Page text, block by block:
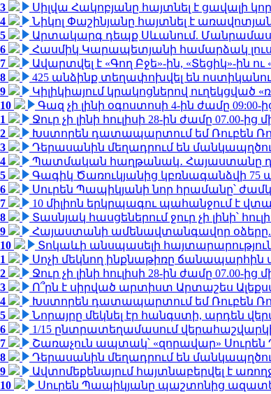
3
Սիլվա Հակոբյանը հայտնել է ցավալի
4
Նիկոլ Փաշինյանը հայտնել է
5
Արտակարգ դեպք Սևանում.
6
Հասմիկ Կարապետյանի համարձակ
7
Ավարտվել է «Գող Բջե»-ին, «Տեցիկ»-ին
8
425 անձինք տեղափոխվել են
9
Կիլիկիայում կրակոցներով
10
Գազ չի լինի օգոստոսի 4-ին ժամը 09:00-
1
Ջուր չի լինի հուլիսի 28-ին ժամը 07.00-ից
2
Խստորեն դատապարտում եմ Ռուբեն
3
Դերասանին մեղադրում են
4
Պատմական հաղթանակ․ Հայաստանը
5
Գագիկ Ծառուկյանից կբռնագանձվի 75
6
Սուրեն Պապիկյանի նոր հրամանը՝
7
10 միլիոն երկրպագու պահանջում է
8
Տասնյակ հասցեներում ջուր չի լինի՝
9
Հայաստանի ամենավտանգավոր
10
Տոկաևի անսպասելի
1
Սոչի մեկնող ինքնաթիռը ճանապարհին
2
Ջուր չի լինի հուլիսի 28-ին ժամը 07.00-ից
3
Ո՞րն է սիրված արտիստ Արտաշես
4
Խստորեն դատապարտում եմ Ռուբեն
5
Նորայրը մեկնել էր հանգստի, արդեն
6
1/15 ընտրատեղամասում վերահաշվարկի
7
Շառաչուն ապտակ՝ «զորավար»
8
Դերասանին մեղադրում են
9
Ավտոմեքենայում հայտնաբերվել է
10
Սուրեն Պապիկյանը պաշտոնից